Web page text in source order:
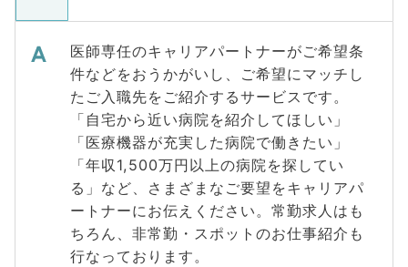
医師専任のキャリアパートナーがご希望条
件などをおうかがいし、ご希望にマッチし
たご入職先をご紹介するサービスです。
「自宅から近い病院を紹介してほしい」
「医療機器が充実した病院で働きたい」
「年収1,500万円以上の病院を探してい
る」など、さまざまなご要望をキャリアパ
ートナーにお伝えください。常勤求人はも
ちろん、非常勤・スポットのお仕事紹介も
行なっております。